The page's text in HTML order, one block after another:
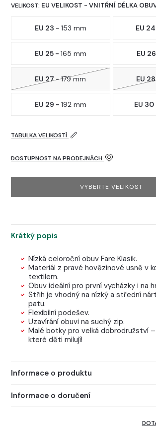
VELIKOST: EU VELIKOST - VNITŘNÍ DÉLKA
EU 23 - 153 mm EU
EU 25 - 165 mm EU
EU 27 -179 mm EU
EU 29 - 192 mm EU
TABULKA VELIKOSTÍ
DOSTUPNOST NA PRODEJNÁCH
VYBERTE VELIKOST
Krátký popis
Nízká celoroční obuv Fare Klasik.
Materiál z pravé hovězinové usně v
textilem.
Obuv ideální pro první vycházky i na
Střih je vhodný na nízký a střední
patu.
Flexibilní podešev.
Uzavírání obuvi na suchý zip.
Malé botky pro velká dobrodružství
které děti milují!
Informace o produktu
Informace o doručení